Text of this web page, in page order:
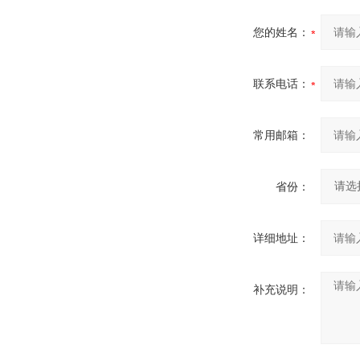
您的姓名：
联系电话：
常用邮箱：
省份：
详细地址：
补充说明：